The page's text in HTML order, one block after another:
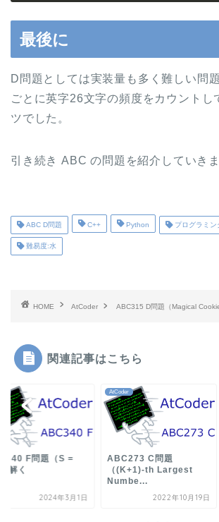
最後に
D問題としては実装量も多く難しい問
ごとに英字26文字の頻度をカウントし
ツでした。
引き続き ABC の問題を紹介していきま
ABC D問題 C++ Python プログラミン
難易度:水
HOME AtCoder ABC315 D問題（Magical
関連記事はこちら
F問題（S =
解く
2024年3月1日
AtCoder
ABC273 C問題
（(K+1)-th Largest
Numbe...
2022年10月19日